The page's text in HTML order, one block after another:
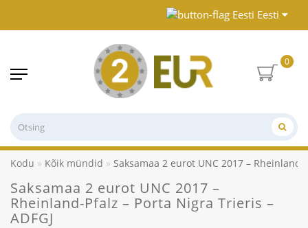
Eesti
0
Kodu Kõik mündid Saksamaa 2 eurot UNC 2017 –
Saksamaa 2 eurot UNC 2017 –
Rheinland-Pfalz – Porta Nigra Trieris –
ADFGJ